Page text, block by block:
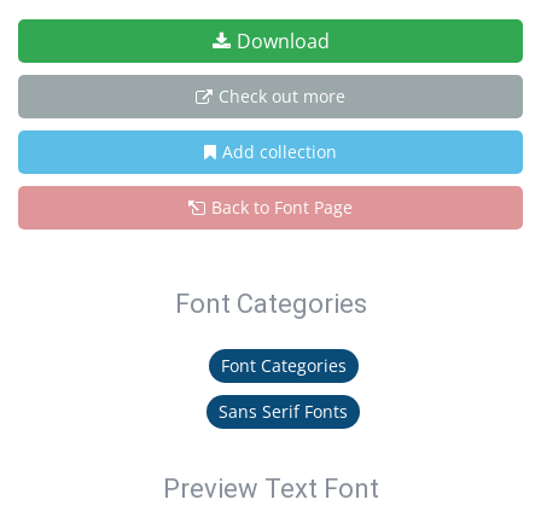
Download
Check out more
Add collection
Back to Font Page
Font Categories
Font Categories
Sans Serif Fonts
Preview Text Font